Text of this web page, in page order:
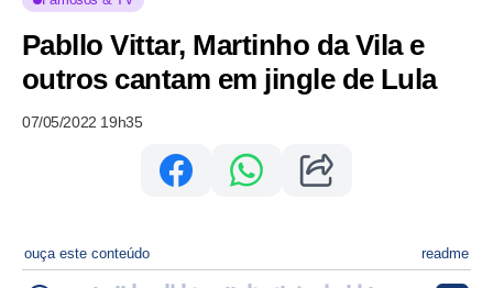
Pabllo Vittar, Martinho da Vila e
outros cantam em jingle de Lula
07/05/2022 19h35
ouça este conteúdo readme